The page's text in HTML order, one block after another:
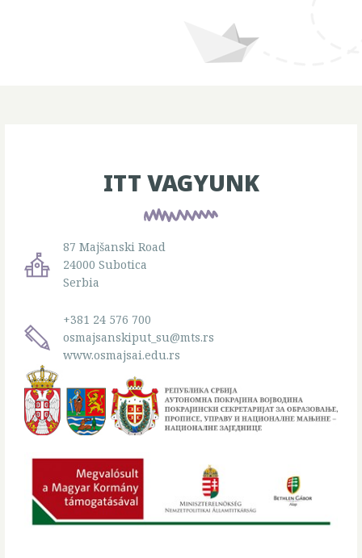
ITT VAGYUNK
87 Majšanski Road
24000 Subotica
Serbia
+381 24 576 700
osmajsanskiput_su@mts.rs
www.osmajsai.edu.rs